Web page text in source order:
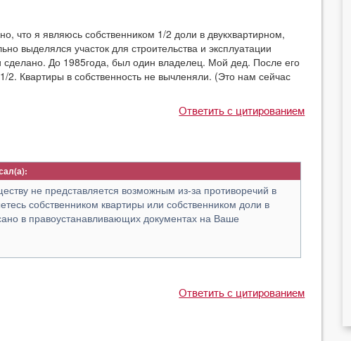
что я являюсь собственником 1/2 доли в двукхвартирном,
выделялся участок для строительства и эксплуатации
сделано. До 1985года, был один владелец. Мой дед. После его
Квартиры в собственность не вычленяли. (Это нам сейчас
Ответить с цитированием
не представляется возможным из-за противоречий в
собственником квартиры или собственником доли в
в правоустанавливающих документах на Ваше
Ответить с цитированием